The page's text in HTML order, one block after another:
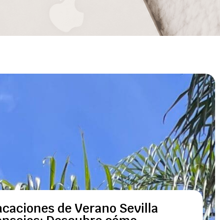
de Verano Sevilla